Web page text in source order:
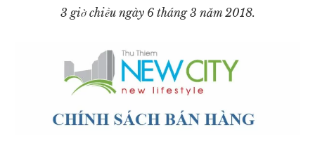
3 giờ chiều ngày 6 tháng 3 năm 2018.